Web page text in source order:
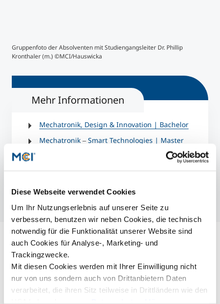
Diese Webseite verwendet Cookies
Um Ihr Nutzungserlebnis auf unserer Seite zu
verbessern, benutzen wir neben Cookies, die technisch
notwendig für die Funktionalität unserer Website sind
auch Cookies für Analyse-, Marketing- und
Trackingzwecke.
Mit diesen Cookies werden mit Ihrer Einwilligung nicht
nur von uns sondern auch von Drittanbietern Daten
verarbeitet, die ihren Sitz teilweise in Drittländern wie den
Gruppenfoto der Absolventen mit Studiengangsleiter Dr. Phillip
Kronthaler (m.) ©MCI/Hauswicka
Mehr Informationen
Mechatronik, Design & Innovation | Bachelor
Mechatronik –Smart Technologies | Master
Automation, Robotics & AI |